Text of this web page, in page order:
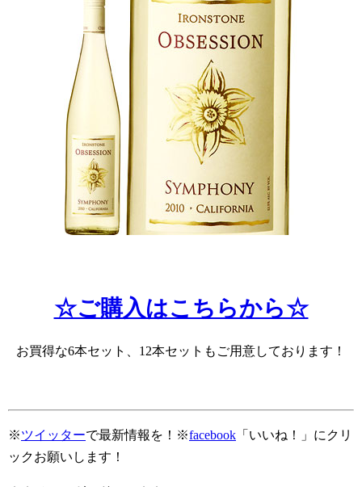
☆ご購入はこちらから☆
お買得な6本セット、12本セットもご用意しております！
※ツイッターで最新情報を！※facebook 「いいね！」にクリ
ックお願いします！